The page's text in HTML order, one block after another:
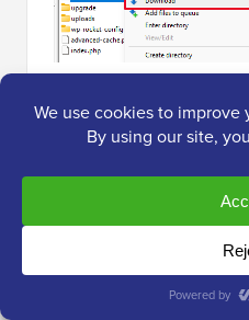
Därefter måste du ta bort
webbplats. När den är
Din nya teman-mapp
innebär att du inte har
installerade för tillfället.